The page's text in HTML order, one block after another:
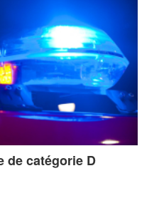
de catégorie D